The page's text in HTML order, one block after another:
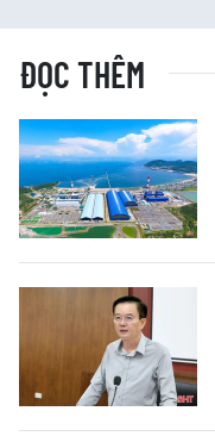
ĐỌC THÊM